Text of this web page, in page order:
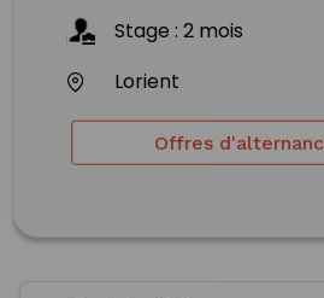
Stage :2 mois
Lorient
Offres